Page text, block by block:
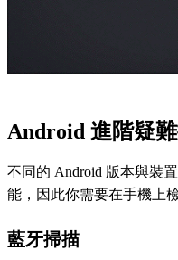
Android 進階疑
不同的 Android 版本與裝
能，因此你需要在手機上
藍牙掃描